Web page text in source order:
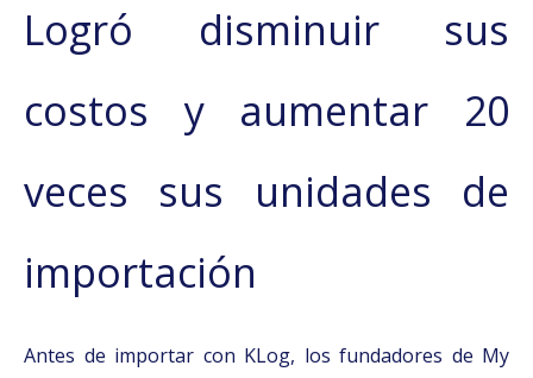
Logró disminuir sus
costos y aumentar 20
veces sus unidades de
importación
Antes de importar con KLog, los fundadores de My